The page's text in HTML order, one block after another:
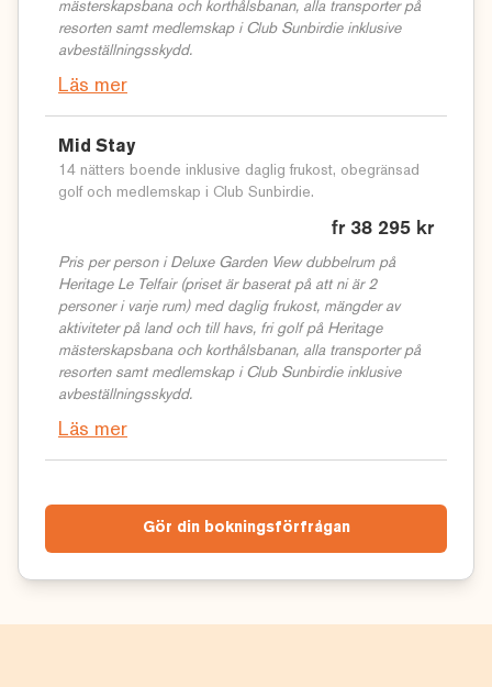
Läs mer omMid Stay Golfresor med Sunbirdie(2-3 veckor)
Läs mer om Short Stay Golfresor med Sunbirdie(weekend-
mästerskapsbana och korthålsbanan, alla transporter på
resorten samt medlemskap i Club Sunbirdie inklusive
avbeställningsskydd.
Läs mer
Mid Stay
14 nätters boende inklusive daglig frukost, obegränsad
golf och medlemskap i Club Sunbirdie.
fr 38 295 kr
Pris per person i Deluxe Garden View dubbelrum på
Heritage Le Telfair (priset är baserat på att ni är 2
personer i varje rum) med daglig frukost, mängder av
aktiviteter på land och till havs, fri golf på Heritage
mästerskapsbana och korthålsbanan, alla transporter på
resorten samt medlemskap i Club Sunbirdie inklusive
avbeställningsskydd.
Läs mer
Gör din bokningsförfrågan